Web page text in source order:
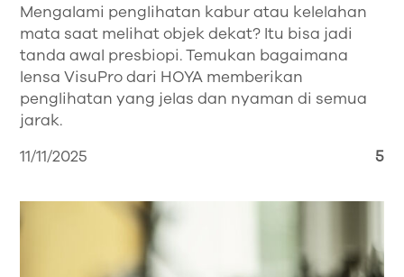
Mengalami penglihatan kabur atau kelelahan
mata saat melihat objek dekat? Itu bisa jadi
tanda awal presbiopi. Temukan bagaimana
lensa VisuPro dari HOYA memberikan
penglihatan yang jelas dan nyaman di semua
jarak.
11/11/2025
5